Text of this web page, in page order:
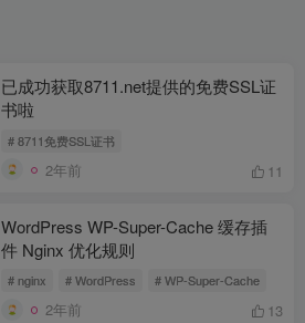
已成功获取8711.net提供的免费SSL证
书啦
# 8711免费SSL证书
2年前 11
WordPress WP-Super-Cache 缓存插
件 Nginx 优化规则
# nginx # WordPress # WP-Super-Cache
2年前 13